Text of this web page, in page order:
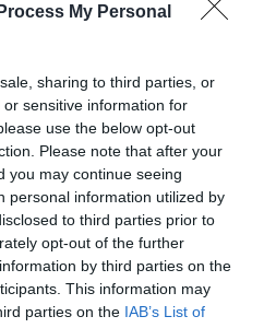
My Personal
sharing to third parties, or
sensitive information for
use the below opt-out
Please note that after your
you may continue seeing
personal information utilized by
to third parties prior to
opt-out of the further
by third parties on the
This information may
parties on the IAB’s List of